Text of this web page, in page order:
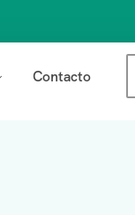
Contacto